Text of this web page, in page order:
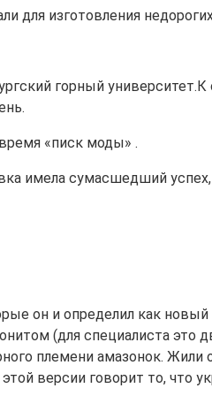
изготовления
горный
«писк моды» .
имела сумасшедший
он и определил как
(для специалиста это
племени амазонок.
версии говорит то, что